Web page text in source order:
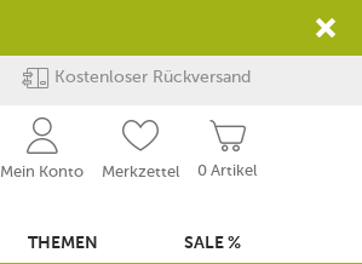
Kostenloser Rückversand
0 Artikel
Mein Konto Merkzettel
THEMEN SALE %